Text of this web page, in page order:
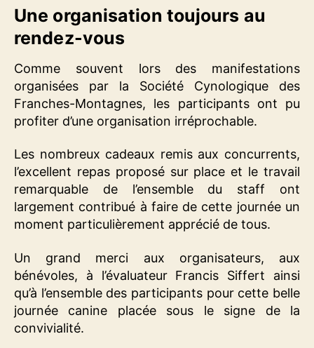
Une organisation toujours au
rendez-vous
Comme souvent lors des manifestations
organisées par la Société Cynologique des
Franches-Montagnes, les participants ont pu
profiter d’une organisation irréprochable.
Les nombreux cadeaux remis aux concurrents,
l’excellent repas proposé sur place et le travail
remarquable de l’ensemble du staff ont
largement contribué à faire de cette journée un
moment particulièrement apprécié de tous.
Un grand merci aux organisateurs, aux
bénévoles, à l’évaluateur Francis Siffert ainsi
qu’à l’ensemble des participants pour cette belle
journée canine placée sous le signe de la
convivialité.